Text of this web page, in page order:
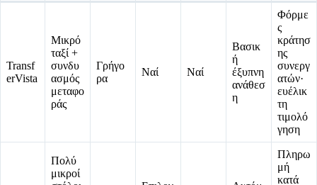
Transf
erVista
Μικρό
ταξί +
συνδυ
ασμός
μεταφο
ράς
Γρήγο
ρα
Ναί Ναί
Βασικ
ή
έξυπνη
ανάθεσ
η
Φόρμε
ς
κράτησ
ης
συνεργ
ατών·
ευέλικ
τη
τιμολό
γηση
Πολύ
μικροί
Πληρω
μή
κατά